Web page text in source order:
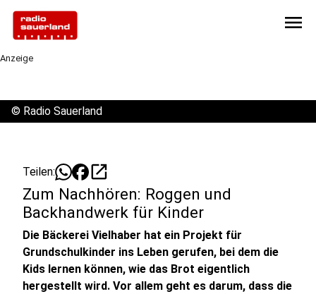
menu
Anzeige
© Radio Sauerland
Teilen: open_in_new
Zum Nachhören: Roggen und
Backhandwerk für Kinder
Die Bäckerei Vielhaber hat ein Projekt für
Grundschulkinder ins Leben gerufen, bei dem die
Kids lernen können, wie das Brot eigentlich
hergestellt wird. Vor allem geht es darum, dass die